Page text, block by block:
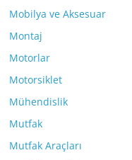
Mobilya ve Aksesuar
Montaj
Motorlar
Motorsiklet
Mühendislik
Mutfak
Mutfak Araçları